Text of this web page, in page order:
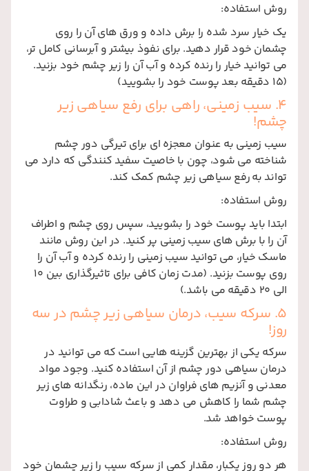
روش استفاده:
یک خیار سرد شده را برش داده و ورق های آن را روی
چشمان خود قرار دهید. برای نفوذ بیشتر و آبرسانی کامل تر،
می توانید خیار را رنده کرده و آب آن را زیر چشم خود بزنید.
(15 دقیقه بعد پوست خود را بشویید)
4. سیب زمینی، راهی برای رفع سیاهی زیر
چشم!
سیب زمینی به عنوان معجزه ای برای تیرگی دور چشم
شناخته می شود، چون با خاصیت سفید کنندگی که دارد می
تواند به رفع سیاهی زیر چشم کمک کند.
روش استفاده:
ابتدا باید پوست خود را بشویید، سپس روی چشم و اطراف
آن را با برش های سیب زمینی پر کنید. در این روش مانند
ماسک خیار، می توانید سیب زمینی را رنده کرده و آب آن را
روی پوست بزنید. (مدت زمان کافی برای تاثیرگذاری بین 10
الی 20 دقیقه می باشد.)
5. سرکه سیب، درمان سیاهی زیر چشم در سه
روز!
سرکه یکی از بهترین گزینه هایی است که می توانید در
درمان سیاهی دور چشم از آن استفاده کنید. وجود مواد
معدنی و آنزیم های فراوان در این ماده، رنگدانه های زیر
چشم شما را کاهش می دهد و باعث شادابی و طراوت
پوست خواهد شد.
روش استفاده:
هر دو روز یکبار، مقدار کمی از سرکه سیب را زیر چشمان خود